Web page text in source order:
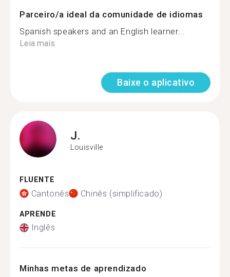
Parceiro/a ideal da comunidade de idiomas
Spanish speakers and an English learner...
Leia mais
Baixe o aplicativo
J.
Louisville
FLUENTE
Cantonês Chinês (simplificado)
APRENDE
Inglês
Minhas metas de aprendizado